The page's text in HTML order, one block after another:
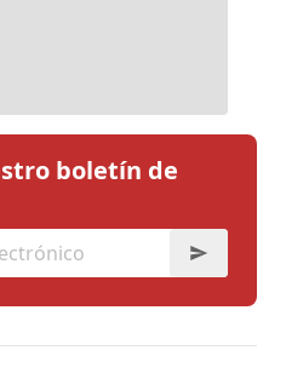
boletín de